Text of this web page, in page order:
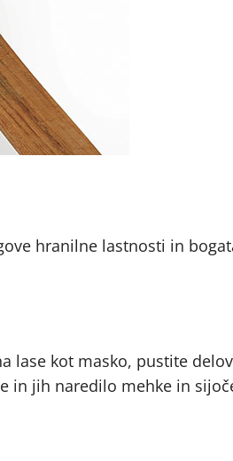
hranilne lastnosti in
lase kot masko, pustite
in jih naredilo mehke in